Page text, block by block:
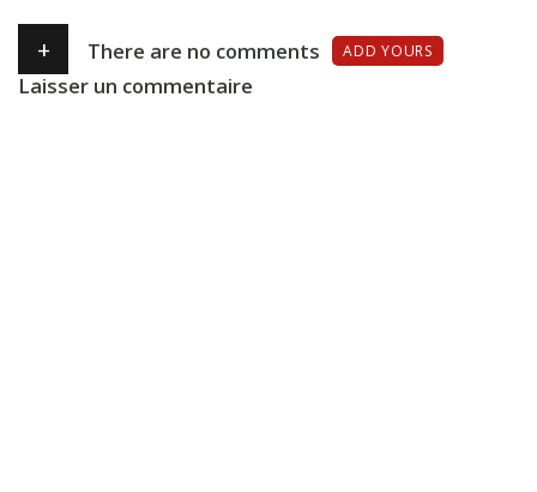
+ There are no comments ADD YOURS
Laisser un commentaire